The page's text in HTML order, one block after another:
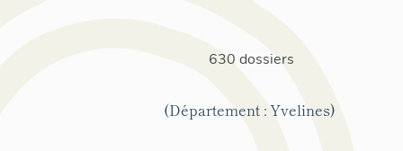
630 dossiers
(Département : Yvelines)